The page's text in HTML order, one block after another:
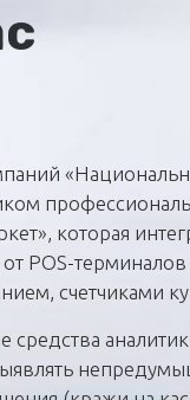
которая
POS-
счетчиками
средства